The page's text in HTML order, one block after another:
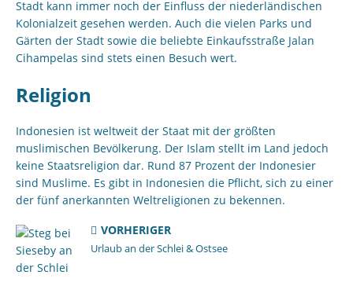
Stadt kann immer noch der Einfluss der niederländischen
Kolonialzeit gesehen werden. Auch die vielen Parks und
Gärten der Stadt sowie die beliebte Einkaufsstraße Jalan
Cihampelas sind stets einen Besuch wert.
Religion
Indonesien ist weltweit der Staat mit der größten
muslimischen Bevölkerung. Der Islam stellt im Land jedoch
keine Staatsreligion dar. Rund 87 Prozent der Indonesier
sind Muslime. Es gibt in Indonesien die Pflicht, sich zu einer
der fünf anerkannten Weltreligionen zu bekennen.
VORHERIGER
Urlaub an der Schlei & Ostsee